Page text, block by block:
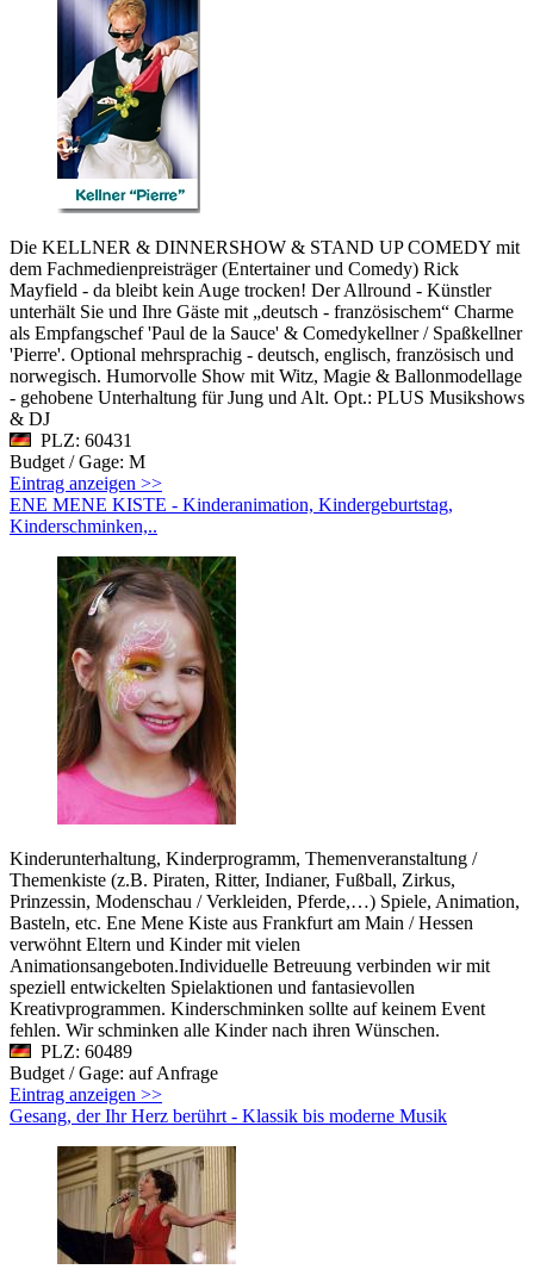
Die KELLNER & DINNERSHOW & STAND UP COMEDY mit
dem Fachmedienpreisträger (Entertainer und Comedy) Rick
Mayfield - da bleibt kein Auge trocken! Der Allround - Künstler
unterhält Sie und Ihre Gäste mit „deutsch - französischem“ Charme
als Empfangschef 'Paul de la Sauce' & Comedykellner / Spaßkellner
'Pierre'. Optional mehrsprachig - deutsch, englisch, französisch und
norwegisch. Humorvolle Show mit Witz, Magie & Ballonmodellage
- gehobene Unterhaltung für Jung und Alt. Opt.: PLUS Musikshows
& DJ
PLZ: 60431
Budget / Gage: M
Eintrag anzeigen >>
ENE MENE KISTE - Kinderanimation, Kindergeburtstag,
Kinderschminken,..
Kinderunterhaltung, Kinderprogramm, Themenveranstaltung /
Themenkiste (z.B. Piraten, Ritter, Indianer, Fußball, Zirkus,
Prinzessin, Modenschau / Verkleiden, Pferde,…) Spiele, Animation,
Basteln, etc. Ene Mene Kiste aus Frankfurt am Main / Hessen
verwöhnt Eltern und Kinder mit vielen
Animationsangeboten.Individuelle Betreuung verbinden wir mit
speziell entwickelten Spielaktionen und fantasievollen
Kreativprogrammen. Kinderschminken sollte auf keinem Event
fehlen. Wir schminken alle Kinder nach ihren Wünschen.
PLZ: 60489
Budget / Gage: auf Anfrage
Eintrag anzeigen >>
Gesang, der Ihr Herz berührt - Klassik bis moderne Musik